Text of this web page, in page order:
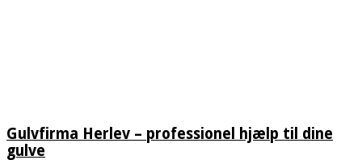
Gulvfirma Herlev – professionel hjælp til dine
gulve